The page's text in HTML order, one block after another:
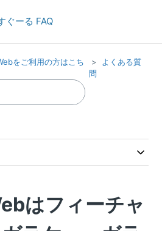
ぐーる FAQ
をご利用の方はこち
よくある質
問
はフィーチャ